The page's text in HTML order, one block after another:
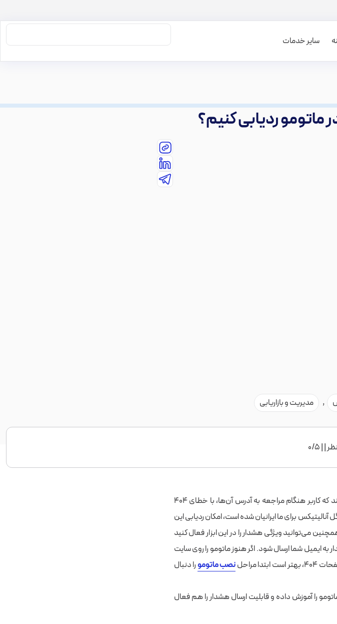
سایر خدمات
, مدیریت و بازاریابی
صفحات ۴۰۴، همان صفحات حذف‌شده از سایت هستند که کاربر هنگام مراجعه به آدرس آن‌ها، با خطای ۴۰۴
آنالیتیکس برای ما ایرانیان شده است، امکان ردیابی این
می‌توانید ویژگی هشدار را در این ابزار فعال کنید
به ایمیل شما ارسال شود.اگر هنوز ماتومو را روی سایت
مراحل
نصب ماتومورا دنبال
ردیابی صفحات ۴۰۴ در سرویس ماتومو را آموزش داده و قابلیت ارسال هشدار را هم فعال